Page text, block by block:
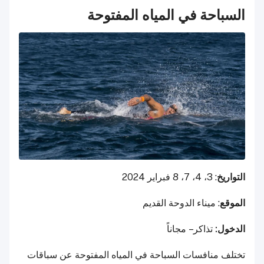
السباحة في المياه المفتوحة
التواريخ: 3، 4، 7، 8 فبراير 2024
الموقع: ميناء الدوحة القديم
الدخول: تذاكر – مجاناً
تختلف منافسات السباحة في المياه المفتوحة عن سباقات